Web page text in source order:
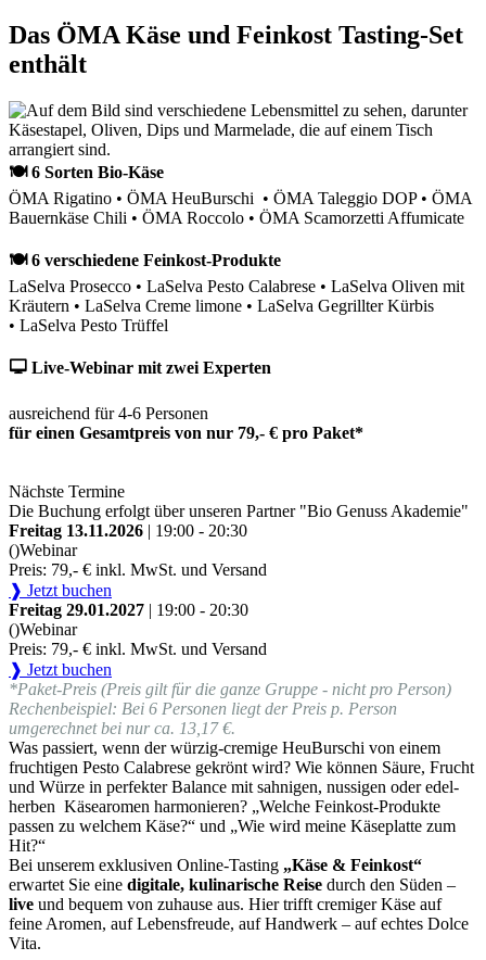
Das ÖMA Käse und Feinkost Tasting-Set
enthält
🍽 6 Sorten Bio-Käse
ÖMA Rigatino • ÖMA HeuBurschi • ÖMA Taleggio DOP • ÖMA
Bauernkäse Chili • ÖMA Roccolo • ÖMA Scamorzetti Affumicate
🍽 6 verschiedene Feinkost-Produkte
LaSelva Prosecco • LaSelva Pesto Calabrese • LaSelva Oliven mit
Kräutern • LaSelva Creme limone • LaSelva Gegrillter Kürbis
• LaSelva Pesto Trüffel
🖵 Live-Webinar mit zwei Experten
ausreichend für 4-6 Personen
für einen Gesamtpreis von nur 79,- € pro Paket*
Nächste Termine
Die Buchung erfolgt über unseren Partner "Bio Genuss Akademie"
Freitag 13.11.2026 | 19:00 - 20:30
()Webinar
Preis: 79,- € inkl. MwSt. und Versand
❱ Jetzt buchen
Freitag 29.01.2027 | 19:00 - 20:30
()Webinar
Preis: 79,- € inkl. MwSt. und Versand
❱ Jetzt buchen
*Paket-Preis (Preis gilt für die ganze Gruppe - nicht pro Person)
Rechenbeispiel: Bei 6 Personen liegt der Preis p. Person
umgerechnet bei nur ca. 13,17 €.
Was passiert, wenn der würzig-cremige HeuBurschi von einem
fruchtigen Pesto Calabrese gekrönt wird? Wie können Säure, Frucht
und Würze in perfekter Balance mit sahnigen, nussigen oder edel-
herben Käsearomen harmonieren? „Welche Feinkost-Produkte
passen zu welchem Käse?“ und „Wie wird meine Käseplatte zum
Hit?“
Bei unserem exklusiven Online-Tasting „Käse & Feinkost“
erwartet Sie eine digitale, kulinarische Reise durch den Süden –
live und bequem von zuhause aus. Hier trifft cremiger Käse auf
feine Aromen, auf Lebensfreude, auf Handwerk – auf echtes Dolce
Vita.